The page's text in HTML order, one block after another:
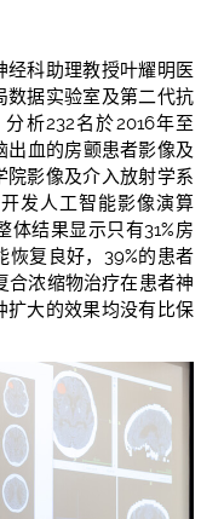
经科助理教授叶耀明医
数据实验室及第二代抗
析232名於2016年至
出血的房颤患者影像及
院影像及介入放射学系
发人工智能影像演算
结果显示只有31%房
恢复良好，39%的患者
合浓缩物治疗在患者神
扩大的效果均没有比保